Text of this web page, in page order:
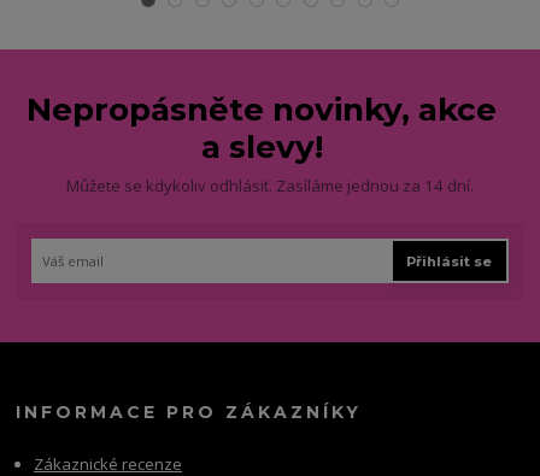
Nepropásněte novinky, akce
a slevy!
Můžete se kdykoliv odhlásit. Zasíláme jednou za 14 dní.
Přihlásit se
INFORMACE PRO ZÁKAZNÍKY
Zákaznické recenze